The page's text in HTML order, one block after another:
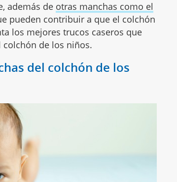
además de otras manchas como el
pueden contribuir a que el colchón
los mejores trucos caseros que
de los niños.
del colchón de los